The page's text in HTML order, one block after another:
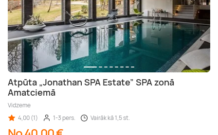
Atpūta „Jonathan SPA Estate” SPA zonā
Amatciemā
Vidzeme
4,00 (1)
1-3 pers. Vairāk kā 1,5 st.